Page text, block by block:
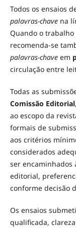
Todos os ensaios
palavras-chavena
Quando o
recomenda-se
palavras-chaveem
circulação entre
Todas as
Comissão Editorial
ao escopo da
formais de
aos critérios
considerados
ser encaminhados
editorial,
conforme decisão
Os ensaios
qualificada,